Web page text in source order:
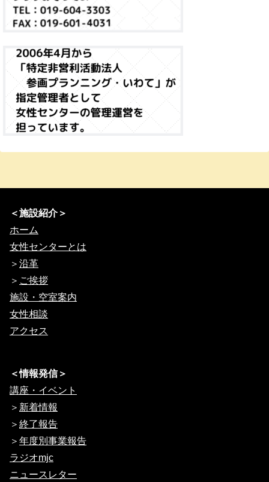
＜施設紹介＞
ホーム
女性センターとは
＞ 沿革
＞ ご挨拶
施設・空室案内
女性相談
アクセス
＜情報発信＞
講座・イベント
＞ 新着情報
＞ 終了報告
＞ 年度別事業報告
ラジオmjc
ニュースレター